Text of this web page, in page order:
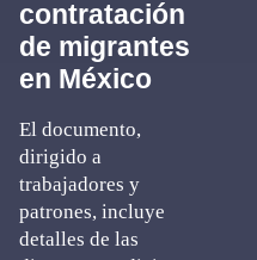
contratación
de migrantes
en México
El documento,
dirigido a
trabajadores y
patrones, incluye
detalles de las